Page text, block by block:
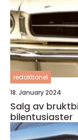
redaktionel
18. January 2024
Salg av
bilentusiaster